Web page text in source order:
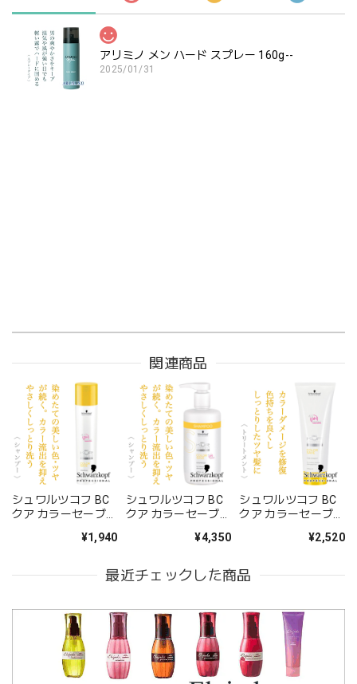
アリミノ メン ハード スプレー 160g--
2025/01/31
関連商品
シュワルツコフ BC
クア カラーセーブ
¥1,940
シュワルツコフ BC
クア カラーセーブ
750ml(ポンプ)--¥4,350
シュワルツコフ BC
クア カラーセーブ
¥2,520
最近チェックした商品